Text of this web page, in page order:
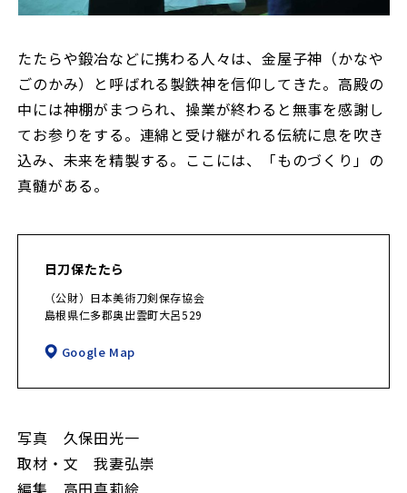
たたらや鍛冶などに携わる人々は、金屋子神（かなや
ごのかみ）と呼ばれる製鉄神を信仰してきた。高殿の
中には神棚がまつられ、操業が終わると無事を感謝し
てお参りをする。連綿と受け継がれる伝統に息を吹き
込み、未来を精製する。ここには、「ものづくり」の
真髄がある。
日刀保たたら
（公財）日本美術刀剣保存協会
島根県仁多郡奥出雲町大呂529
Google Map
写真 久保田光一
取材・文 我妻弘崇
編集 高田真莉絵